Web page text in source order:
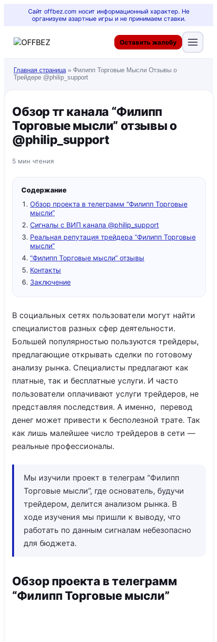
Сайт offbez.com носит информационный характер. Не
организуем азартные игры и не принимаем ставки.
Оставить жалобу
Главная страница» Филипп Торговые Мысли Отзывы о
Трейдере @philip_support
Обзор тг канала “Филипп
Торговые мысли” отзывы о
@philip_support
5 мин чтения
Содержание
Обзор проекта в телеграмм “Филипп Торговые
мысли”
Сигналы с ВИП канала @philip_support
Реальная репутация трейдера “Филипп Торговые
мысли”
“Филипп Торговые мысли” отзывы
Контакты
Заключение
В социальных сетях пользователи могут найти
специалистов разных сфер деятельности.
Большей популярностью пользуются трейдеры,
предлагающие открывать сделки по готовому
анализу рынка. Специалисты предлагают как
платные, так и бесплатные услуги. И часто
пользователи оплачивают услуги трейдеров, не
представляя последствия. А именно, перевод
денег может привести к бесполезной трате. Так
как лишь малейшее число трейдеров в сети —
реальные профессионалы.
Мы изучили проект в телеграм “Филипп
Торговые мысли”, где основатель, будучи
трейдером, делится анализом рынка. В
ходе изучения мы пришли к выводу, что
работать по данным сигналам небезопасно
для бюджета.
Обзор проекта в телеграмм
“Филипп Торговые мысли”